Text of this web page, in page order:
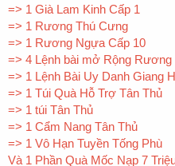
=> 1 Già Lam Kinh Cấp 1
=> 1 Rương Thú Cưng
=> 1 Rương Ngựa Cấp 10
=> 4 Lệnh bài mở Rộng Rương
=> 1 Lệnh Bài Uy Danh Giang
=> 1 Túi Quà Hỗ Trợ Tân Thủ
=> 1 túi Tân Thủ
=> 1 Cẩm Nang Tân Thủ
=> 1 Vô Hạn Tuyền Tống Phù
Và 1 Phần Quà Mốc Nạp 7